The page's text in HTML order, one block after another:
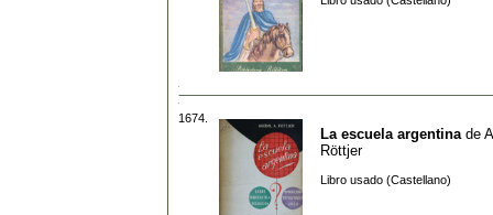
1674.
La escuela argentina de
Röttjer
Libro usado (Castellano)